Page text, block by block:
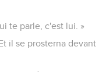
te parle, c'est lui. »
il se prosterna devant